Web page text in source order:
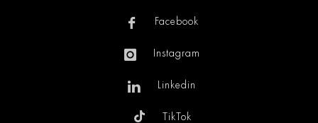
Facebook
Instagram
Linkedin
TikTok